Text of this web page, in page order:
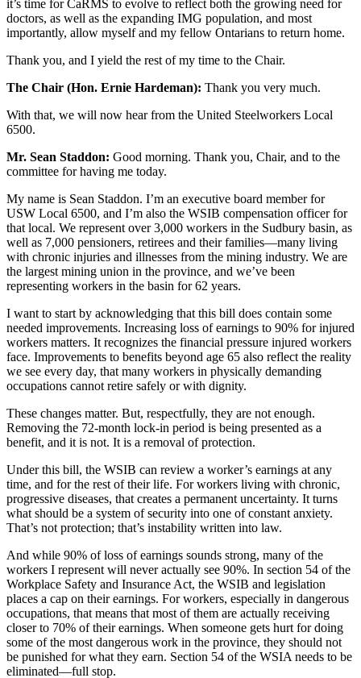
it’s time for CaRMS to evolve to reflect both the growing need for
doctors, as well as the expanding IMG population, and most
importantly, allow myself and my fellow Ontarians to return home.
Thank you, and I yield the rest of my time to the Chair.
The Chair (Hon. Ernie Hardeman): Thank you very much.
With that, we will now hear from the United Steelworkers Local
6500.
Mr. Sean Staddon: Good morning. Thank you, Chair, and to the
committee for having me today.
My name is Sean Staddon. I’m an executive board member for
USW Local 6500, and I’m also the WSIB compensation officer for
that local. We represent over 3,000 workers in the Sudbury basin, as
well as 7,000 pensioners, retirees and their families—many living
with chronic injuries and illnesses from the mining industry. We are
the largest mining union in the province, and we’ve been
representing workers in the basin for 62 years.
I want to start by acknowledging that this bill does contain some
needed improvements. Increasing loss of earnings to 90% for injured
workers matters. It recognizes the financial pressure injured workers
face. Improvements to benefits beyond age 65 also reflect the reality
we see every day, that many workers in physically demanding
occupations cannot retire safely or with dignity.
These changes matter. But, respectfully, they are not enough.
Removing the 72-month lock-in period is being presented as a
benefit, and it is not. It is a removal of protection.
Under this bill, the WSIB can review a worker’s earnings at any
time, and for the rest of their life. For workers living with chronic,
progressive diseases, that creates a permanent uncertainty. It turns
what should be a system of security into one of constant anxiety.
That’s not protection; that’s instability written into law.
And while 90% of loss of earnings sounds strong, many of the
workers I represent will never actually see 90%. In section 54 of the
Workplace Safety and Insurance Act, the WSIB and legislation
places a cap on their earnings. For workers, especially in dangerous
occupations, that means that most of them are actually receiving
closer to 70% of their earnings. When someone gets hurt for doing
some of the most dangerous work in the province, they should not
be punished for what they earn. Section 54 of the WSIA needs to be
eliminated—full stop.